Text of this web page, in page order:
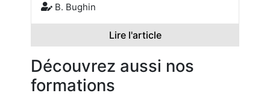
B. Bughin
Lire l'article
Découvrez aussi nos
formations